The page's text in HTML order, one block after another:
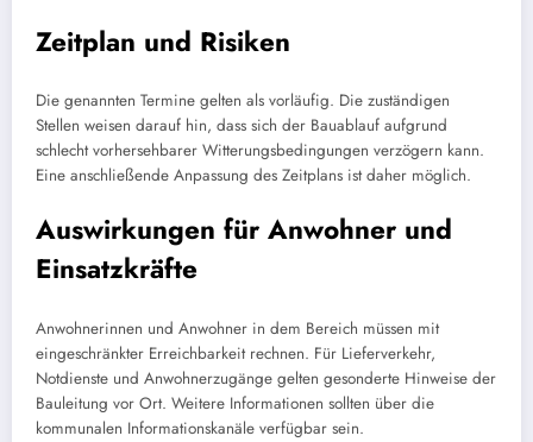
Zeitplan und Risiken
Die genannten Termine gelten als vorläufig. Die zuständigen
Stellen weisen darauf hin, dass sich der Bauablauf aufgrund
schlecht vorhersehbarer Witterungsbedingungen verzögern kann.
Eine anschließende Anpassung des Zeitplans ist daher möglich.
Auswirkungen für Anwohner und
Einsatzkräfte
Anwohnerinnen und Anwohner in dem Bereich müssen mit
eingeschränkter Erreichbarkeit rechnen. Für Lieferverkehr,
Notdienste und Anwohnerzugänge gelten gesonderte Hinweise der
Bauleitung vor Ort. Weitere Informationen sollten über die
kommunalen Informationskanäle verfügbar sein.